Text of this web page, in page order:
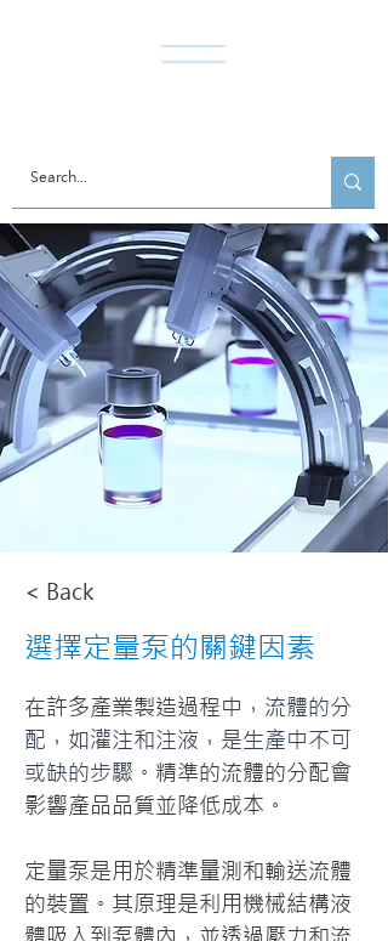
< Back
選擇定量泵的關鍵因素
在許多產業製造過程中， 流體的分
配，如灌注和注液，是生產中不可
或缺的步驟。 精準的流體的分配會
影響產品品質並降低成本。
定量泵是用於精準量測和輸送流體
的裝置。其原理是利用機械結構液